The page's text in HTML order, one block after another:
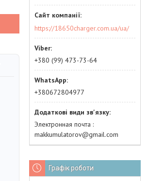
https://18650charger.com.ua/ua/
+380 (99) 473-73-64
+380672804977
Электронная почта
makkumulatorov@gmail.com
Графік роботи